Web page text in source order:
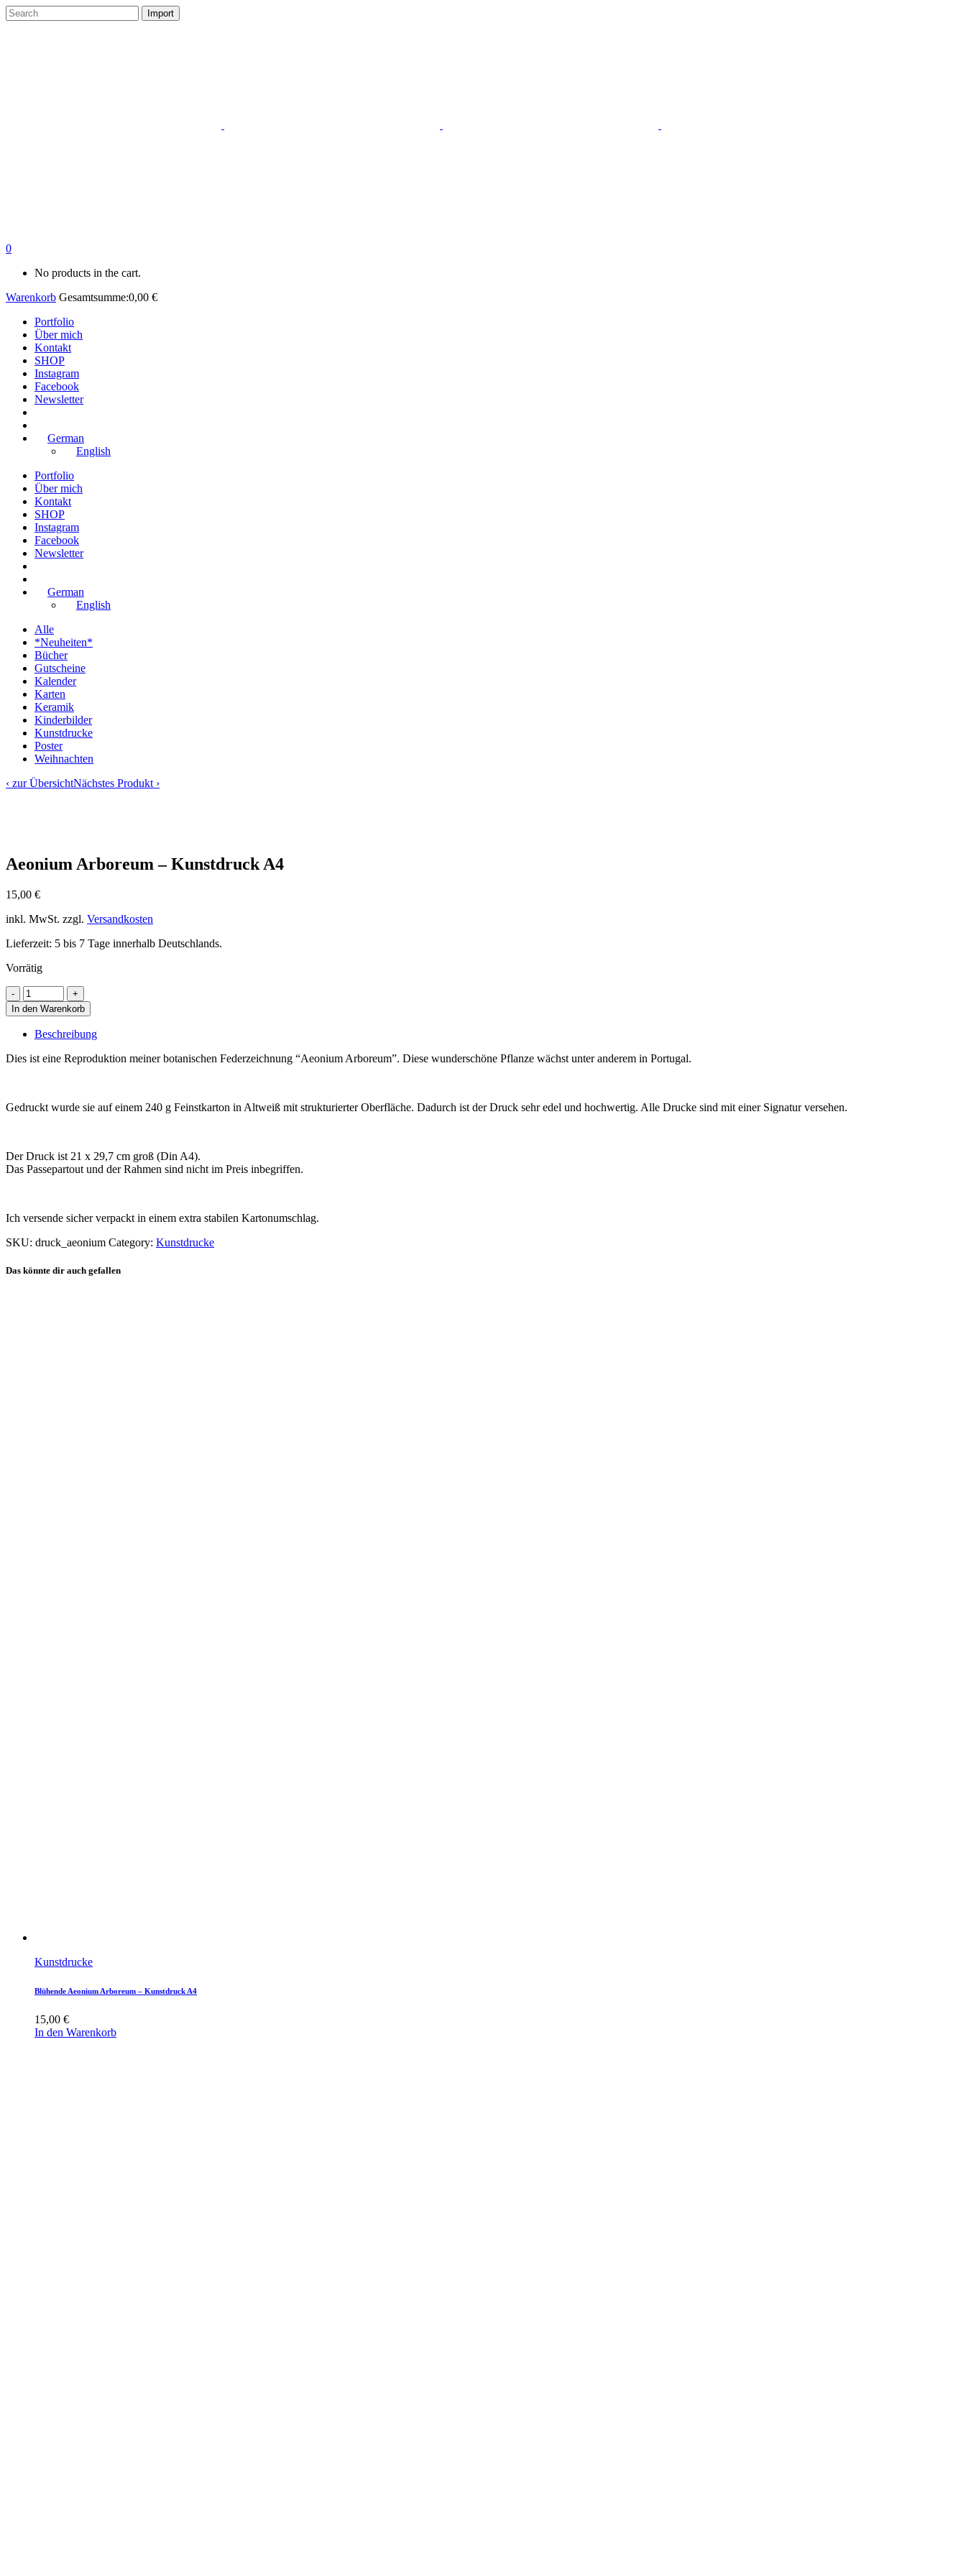
0
No products in the cart.
Warenkorb Gesamtsumme:0,00 €
Portfolio
Über mich
Kontakt
SHOP
Instagram
Facebook
Newsletter
German
English
Portfolio
Über mich
Kontakt
SHOP
Instagram
Facebook
Newsletter
German
English
Alle
*Neuheiten*
Bücher
Gutscheine
Kalender
Karten
Keramik
Kinderbilder
Kunstdrucke
Poster
Weihnachten
‹ zur ÜbersichtNächstes Produkt ›
Aeonium Arboreum – Kunstdruck A4
15,00 €
inkl. MwSt. zzgl. Versandkosten
Lieferzeit: 5 bis 7 Tage innerhalb Deutschlands.
Vorrätig
In den Warenkorb
Beschreibung
Dies ist eine Reproduktion meiner botanischen Federzeichnung “Aeonium Arboreum”. Diese wunderschöne Pflanze wächst unter anderem in Portugal.
Gedruckt wurde sie auf einem 240 g Feinstkarton in Altweiß mit strukturierter Oberfläche. Dadurch ist der Druck sehr edel und hochwertig. Alle Drucke sind mit einer Signatur versehen.
Der Druck ist 21 x 29,7 cm groß (Din A4).
Das Passepartout und der Rahmen sind nicht im Preis inbegriffen.
Ich versende sicher verpackt in einem extra stabilen Kartonumschlag.
SKU: druck_aeonium Category: Kunstdrucke
Das könnte dir auch gefallen
Kunstdrucke
Blühende Aeonium Arboreum – Kunstdruck A4
15,00 €
In den Warenkorb